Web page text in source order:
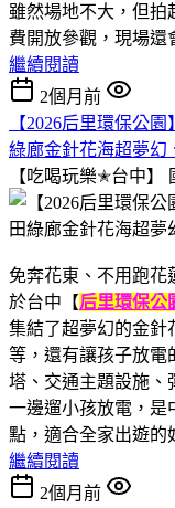
雖然場地不大，但拍
費開放參觀，現場還
繼續閱讀
2個月前
【2026后里環保公
綠廊金針花海超夢幻
【吃喝玩樂✭台中】
免奔花東、不用跑花
於台中【后里環保公
集結了超夢幻的金針
等，還有讓孩子放電
塔、交通主題設施、
一邊遛小孩放電，是
點，適合全家出遊的
繼續閱讀
2個月前